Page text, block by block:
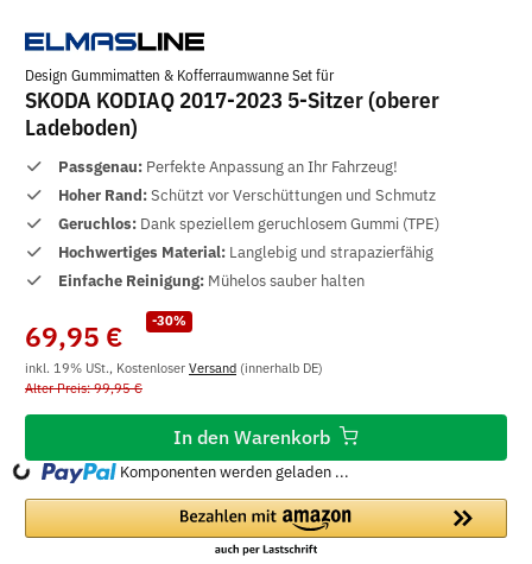
Design Gummimatten & Kofferraumwanne Set für
SKODA KODIAQ 2017-2023 5-Sitzer (oberer
Ladeboden)
Passgenau: Perfekte Anpassung an Ihr Fahrzeug!
Hoher Rand:Schützt vor Verschüttungen und Schmutz
Geruchlos: Dank speziellem geruchlosem Gummi (TPE)
Hochwertiges Material: Langlebig und strapazierfähig
Einfache Reinigung: Mühelos sauber halten
-30%
69,95 €
inkl. 19% USt., Kostenloser Versand (innerhalb DE)
Alter Preis: 99,95 €
In den Warenkorb
Komponenten werden geladen ...